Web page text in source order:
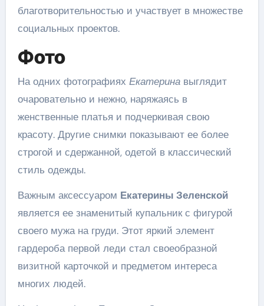
благотворительностью и участвует в множестве
социальных проектов.
Фото
На одних фотографиях Екатеринавыглядит
очаровательно и нежно, наряжаясь в
женственные платья и подчеркивая свою
красоту. Другие снимки показывают ее более
строгой и сдержанной, одетой в классический
стиль одежды.
Важным аксессуаром Екатерины Зеленской
является ее знаменитый купальник с фигурой
своего мужа на груди. Этот яркий элемент
гардероба первой леди стал своеобразной
визитной карточкой и предметом интереса
многих людей.